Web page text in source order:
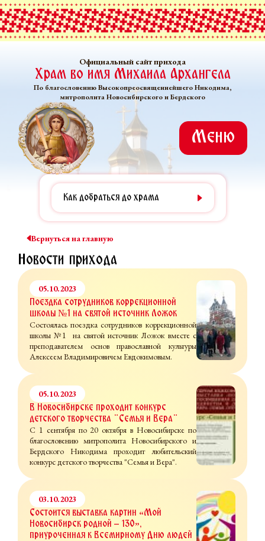
Официальный сайт прихода
Храм во имя Михаила Архангела
По благословению Высокопреосвященнейшего Никодима,
митрополита Новосибирского и Бердского
Меню
Как добраться до храма
Вернуться на главную
Новости прихода
05.10.2023
Поездка сотрудников коррекционной
школы №1 на святой источник Ложок
Состоялась поездка сотрудников коррекционной
школы №1 на святой источник Ложок вместе с
преподавателем основ православной культуры
Алексеем Владимировичем Евдокимовым.
05.10.2023
В Новосибирске проходит конкурс
детского творчества "Семья и Вера"
С 1 сентября по 20 октября в Новосибирске по
благословению митрополита Новосибирского и
Бердского Никодима проходит любительский
конкурс детского творчества "Семья и Вера".
03.10.2023
Состоится выставка картин «Мой
Новосибирск родной – 130»,
приуроченная к Всемирному Дню людей